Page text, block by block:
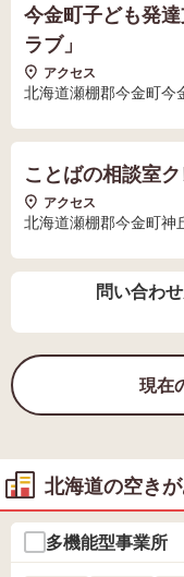
今金町子ども発
ラブ」
アクセス
北海道瀬棚郡今金町今
ことばの相談室
アクセス
北海道瀬棚郡今金町神
問い合わ
現在
北海道の空き
多機能型事業